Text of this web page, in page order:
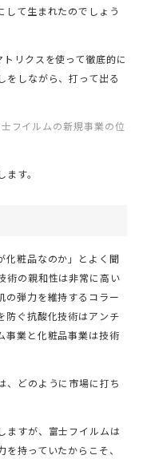
して生まれたのでしょう
リクスを使って徹底的に
をしながら、打って出る
す。
化粧品なのか」とよく聞
術の親和性は非常に高い
の弾力を維持するコラー
防ぐ抗酸化技術はアンチ
事業と化粧品事業は技術
、どのように市場に打ち
ますが、富士フイルムは
持っていたからこそ、